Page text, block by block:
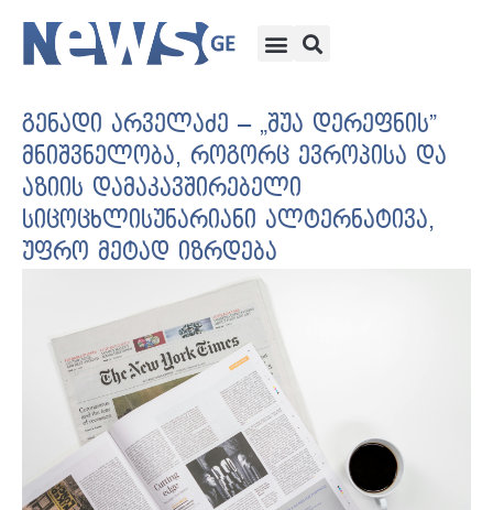
გენადი არველაძე – „შუა დერეფნის”
მნიშვნელობა, როგორც ევროპისა და
აზიის დამაკავშირებელი
სიცოცხლისუნარიანი ალტერნატივა,
უფრო მეტად იზრდება